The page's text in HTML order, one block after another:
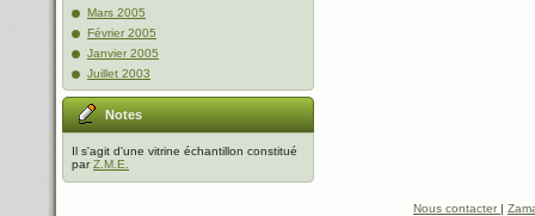
Mars 2005
Février 2005
Janvier 2005
Juillet 2003
Notes
Il s'agit d'une vitrine échantillon constitué
parZ.M.E.
Nous contacter|